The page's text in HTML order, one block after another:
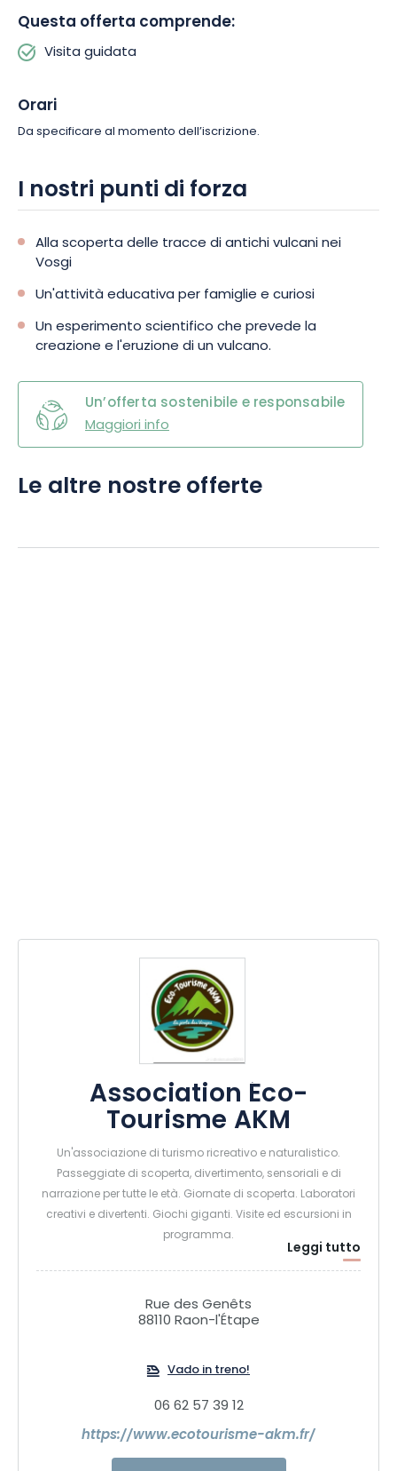
Questa offerta comprende:
Visita guidata
Orari
Da specificare al momento dell’iscrizione.
I nostri punti di forza
Alla scoperta delle tracce di antichi vulcani nei
Vosgi
Un'attività educativa per famiglie e curiosi
Un esperimento scientifico che prevede la
creazione e l'eruzione di un vulcano.
Un’offerta sostenibile e responsabile
Maggiori info
Le altre nostre offerte
Association Éco-
Tourisme AKM
Un'associazione di turismo ricreativo e naturalistico.
Passeggiate di scoperta, divertimento, sensoriali e di
narrazione per tutte le età. Giornate di scoperta. Laboratori
creativi e divertenti. Giochi giganti. Visite ed escursioni in
programma.
Leggi tutto
Rue des Genêts
88110 Raon-l'Étape
Vado in treno!
06 62 57 39 12
https://www.ecotourisme-akm.fr/